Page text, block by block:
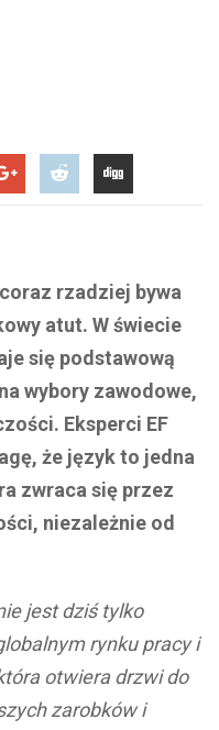
rzadziej bywa
atut. W świecie
się podstawową
wybory zawodowe,
Eksperci EF
że język to jedna
zwraca się przez
niezależnie od
jest dziś tylko
rynku pracy i
otwiera drzwi do
zarobków i